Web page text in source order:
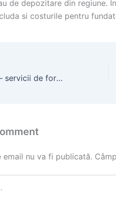
de depozitare din regiune.
si costurile pentru
Forari puturi apa – servicii de foraje puturi
email nu va fi publicată.